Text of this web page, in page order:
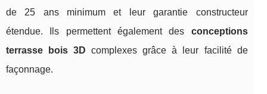
de 25 ans minimum et leur garantie constructeur
étendue. Ils permettent également des conceptions
terrasse bois 3D complexes grâce à leur facilité de
façonnage.